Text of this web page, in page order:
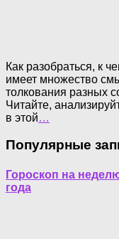
Как разобраться, к
имеет множество
толкования разных
Читайте,
в этой…
Популярные
Гороскоп на
года